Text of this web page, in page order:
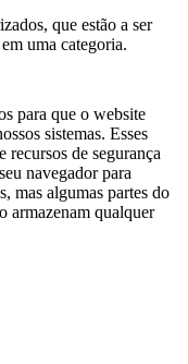
que estão a ser
uma categoria.
para que o website
sistemas. Esses
recursos de segurança
navegador para
mas algumas partes do
armazenam qualquer